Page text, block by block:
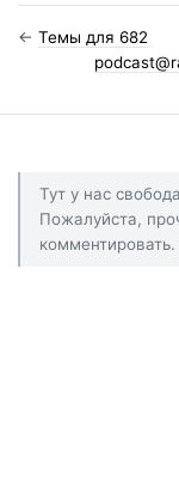
← Темы для 682
Тут у нас
Пожалуйста,
комментировать.